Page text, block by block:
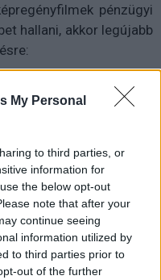
My Personal
to third parties, or
information for
the below opt-out
note that after your
continue seeing
information utilized by
to third parties prior to
out of the further
pénzügyi
hallani, akkor legújabb